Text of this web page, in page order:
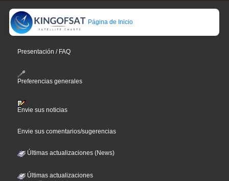
Página de Inicio
Presentación / FAQ
Preferencias generales
Envie sus noticias
Envie sus comentarios/sugerencias
Últimas actualizaciones (News)
Últimas actualizaciones